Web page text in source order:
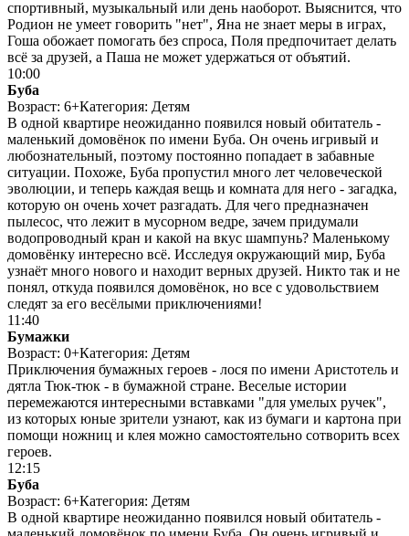
спортивный, музыкальный или день наоборот. Выяснится, что
Родион не умеет говорить "нет", Яна не знает меры в играх,
Гоша обожает помогать без спроса, Поля предпочитает делать
всё за друзей, а Паша не может удержаться от объятий.
10:00
Буба
Возраст: 6+Категория: Детям
В одной квартире неожиданно появился новый обитатель -
маленький домовёнок по имени Буба. Он очень игривый и
любознательный, поэтому постоянно попадает в забавные
ситуации. Похоже, Буба пропустил много лет человеческой
эволюции, и теперь каждая вещь и комната для него - загадка,
которую он очень хочет разгадать. Для чего предназначен
пылесос, что лежит в мусорном ведре, зачем придумали
водопроводный кран и какой на вкус шампунь? Маленькому
домовёнку интересно всё. Исследуя окружающий мир, Буба
узнаёт много нового и находит верных друзей. Никто так и не
понял, откуда появился домовёнок, но все с удовольствием
следят за его весёлыми приключениями!
11:40
Бумажки
Возраст: 0+Категория: Детям
Приключения бумажных героев - лося по имени Аристотель и
дятла Тюк-тюк - в бумажной стране. Веселые истории
перемежаются интересными вставками "для умелых ручек",
из которых юные зрители узнают, как из бумаги и картона при
помощи ножниц и клея можно самостоятельно сотворить всех
героев.
12:15
Буба
Возраст: 6+Категория: Детям
В одной квартире неожиданно появился новый обитатель -